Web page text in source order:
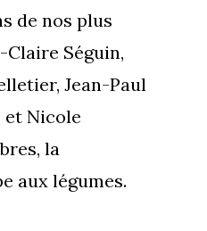
de nos plus
Séguin,
Jean-Paul
et Nicole
la
aux légumes.